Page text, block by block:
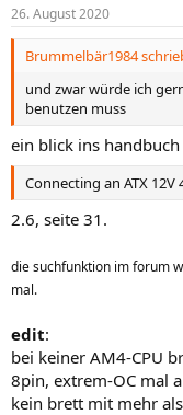
26. August 2020
Brummelbär1984
und zwar würde ich
benutzen muss
ein blick ins
Connecting an ATX
2.6, seite 31.
die suchfunktion im forum
mal.
edit:
bei keiner AM4-CPU
8pin, extrem-OC mal
kein brett mit mehr